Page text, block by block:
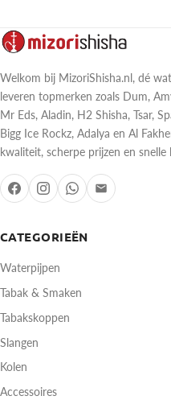
CATEGORIEËN
Waterpijpen
Tabak & Smaken
Tabakskoppen
Slangen
Kolen
Accessoires
Welkom bij MizoriShisha.nl, dé
leveren topmerken zoals Dum,
Mr Eds, Aladin, H2 Shisha, Tsar,
Bigg Ice Rockz, Adalya en Al
kwaliteit, scherpe prijzen en snelle